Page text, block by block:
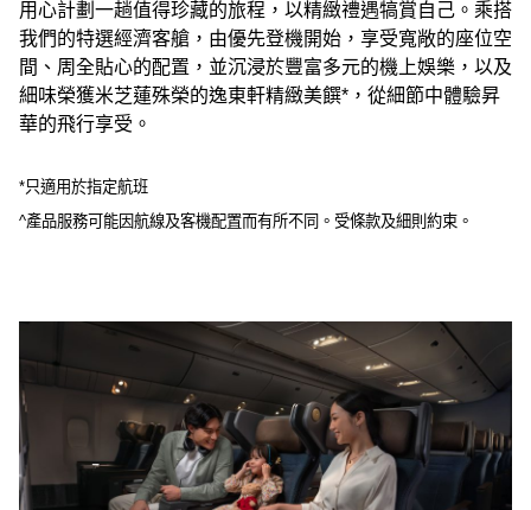
用心計劃一趟值得珍藏的旅程，以精緻禮遇犒賞自己。乘搭
我們的特選經濟客艙，由優先登機開始，享受寬敞的座位空
間、周全貼心的配置，並沉浸於豐富多元的機上娛樂，以及
細味榮獲米芝蓮殊榮的逸東軒精緻美饌*，從細節中體驗昇
華的飛行享受。
*只適用於指定航班
^產品服務可能因航線及客機配置而有所不同。受條款及細則約束。